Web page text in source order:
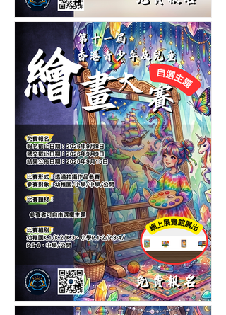
第六屆香港兒童中英文認字
公開賽-認字比賽